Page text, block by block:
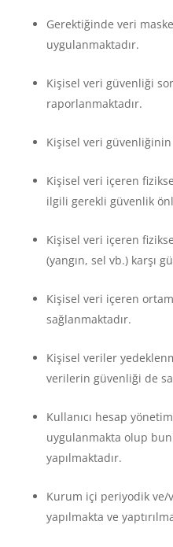
Gerektiğinde veri
uygulanmaktadır.
Kişisel veri güvenliği
raporlanmaktadır.
Kişisel veri güvenliğinin
Kişisel veri içeren
ilgili gerekli güvenlik
Kişisel veri içeren
(yangın, sel vb.) karşı
Kişisel veri içeren
sağlanmaktadır.
Kişisel veriler
verilerin güvenliği de
Kullanıcı hesap
uygulanmakta olup
yapılmaktadır.
Kurum içi periyodik
yapılmakta ve